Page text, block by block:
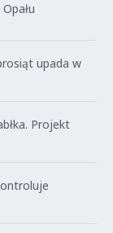
upada w
Projekt